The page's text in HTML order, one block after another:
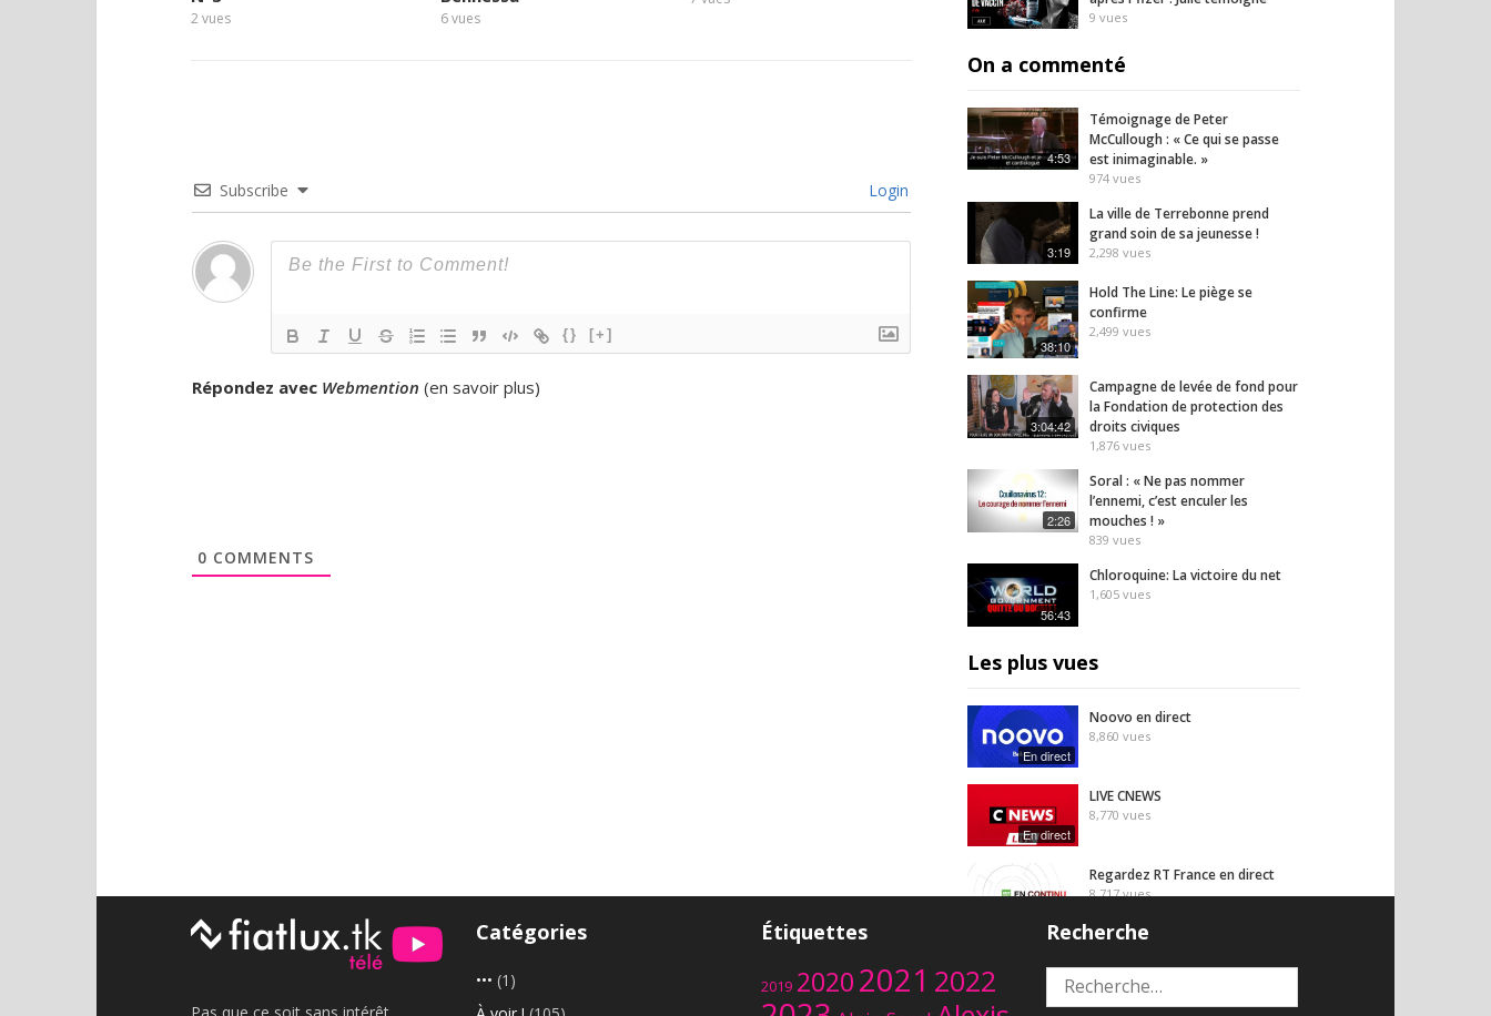
2vues 6vues
Subscribe Login
{} [+]
Répondez avec Webmention (en savoir plus)
0 COMMENTS
9 vues
On a commenté
4:53
Témoignage de Peter
McCullough : « Ce qui se passe
est inimaginable. »
974 vues
3:19
La ville de Terrebonne prend
grand soin de sa jeunesse !
2,298 vues
38:10
Hold The Line: Le piège se
confirme
2,499 vues
3:04:42
Campagne de levée de fond pour
la Fondation de protection des
droits civiques
1,876 vues
2:26
Soral : « Ne pas nommer
l’ennemi, c’est enculer les
mouches ! »
839 vues
56:43
Chloroquine: La victoire du net
1,605 vues
Les plus vues
En direct
Noovo en direct
8,860 vues
En direct
LIVE CNEWS
8,770 vues
Regardez RT France en direct
8,717vues
En direct
DIRECT
8,636 vues
Catégories
••• (1)
Étiquettes
2019 20202021 2022
Recherche
Rechercher :